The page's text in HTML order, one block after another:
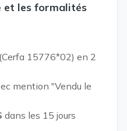
et les formalités
(Cerfa 15776*02) en 2
mention "Vendu le
dans les 15 jours